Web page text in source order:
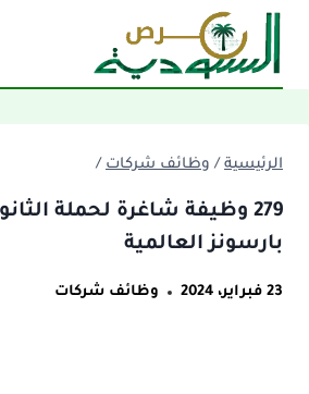
التجاوز
المحتوى
الرئيسية / وظائف شركات /
279 وظيفة شاغرة لحملة
بارسونز العالمية
23 فبراير، 2024 وظائف شركات